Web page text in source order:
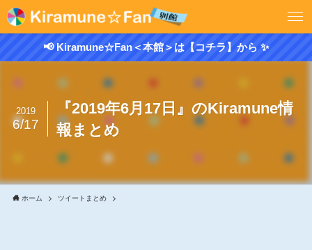
📢 Kiramune☆Fan＜本館＞は【コチラ】から ✨
『2019年6月17日』のKiramune情
報まとめ
2019
6/17
ホーム ツイートまとめ